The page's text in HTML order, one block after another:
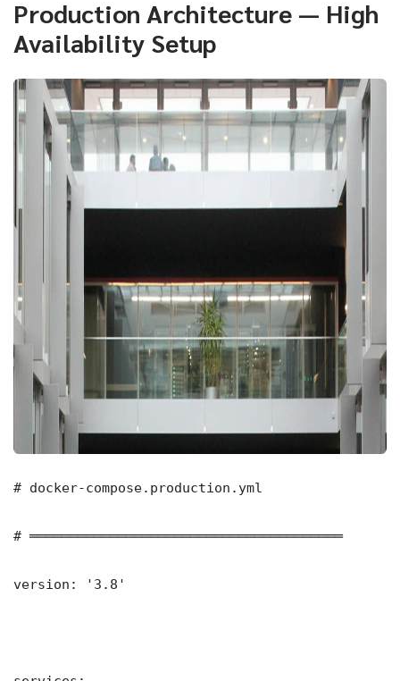
Production Architecture — High
Availability Setup
# docker-compose.production.yml
# ═══════════════════════════════════════
version: '3.8'